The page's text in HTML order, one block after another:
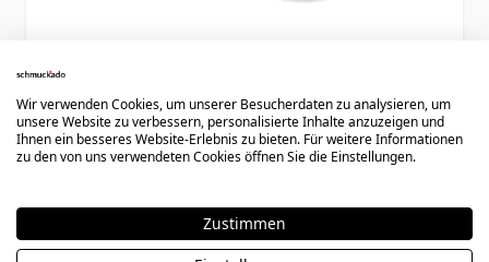
29,90 €
Wir verwenden Cookies, um unserer Besucherdaten zu analysieren, um
unsere Website zu verbessern, personalisierte Inhalte anzuzeigen und
Ihnen ein besseres Website-Erlebnis zu bieten. Für weitere Informationen
zu den von uns verwendeten Cookies öffnen Sie die Einstellungen.
Zustimmen